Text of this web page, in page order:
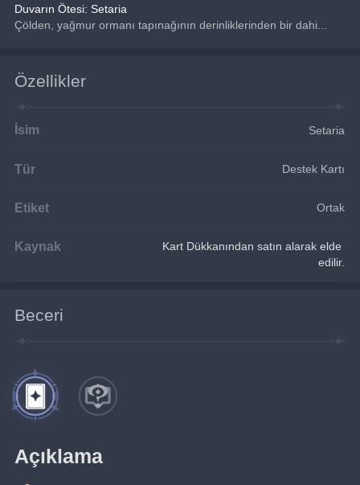
Duvarın Ötesi: Setaria
Çölden, yağmur ormanı tapınağının derinliklerinden bir dahi...
Özellikler
İsim Setaria
Tür Destek Kartı
Etiket Ortak
Kaynak
Kart Dükkanından satın alarak elde
edilir.
Beceri
Açıklama